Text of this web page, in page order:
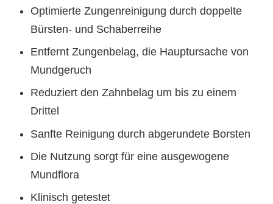
Optimierte Zungenreinigung durch doppelte
Bürsten- und Schaberreihe
Entfernt Zungenbelag, die Hauptursache von
Mundgeruch
Reduziert den Zahnbelag um bis zu einem
Drittel
Sanfte Reinigung durch abgerundete Borsten
Die Nutzung sorgt für eine ausgewogene
Mundflora
Klinisch getestet